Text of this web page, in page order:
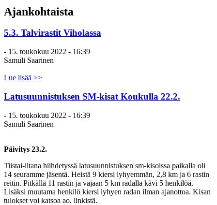
Ajankohtaista
5.3. Talvirastit Viholassa
- 15. toukokuu 2022 - 16:39
Samuli Saarinen
Lue lisää >>
Latusuunnistuksen SM-kisat Koukulla 22.2.
- 15. toukokuu 2022 - 16:39
Samuli Saarinen
Päivitys 23.2.
Tiistai-iltana hiihdetyssä latusuunnistuksen sm-kisoissa paikalla oli
14 seuramme jäsentä. Heistä 9 kiersi lyhyemmän, 2,8 km ja 6 rastin
reitin. Pitkällä 11 rastin ja vajaan 5 km radalla kävi 5 henkilöä.
Lisäksi muutama henkilö kiersi lyhyen radan ilman ajanottoa. Kisan
tulokset voi katsoa ao. linkistä.